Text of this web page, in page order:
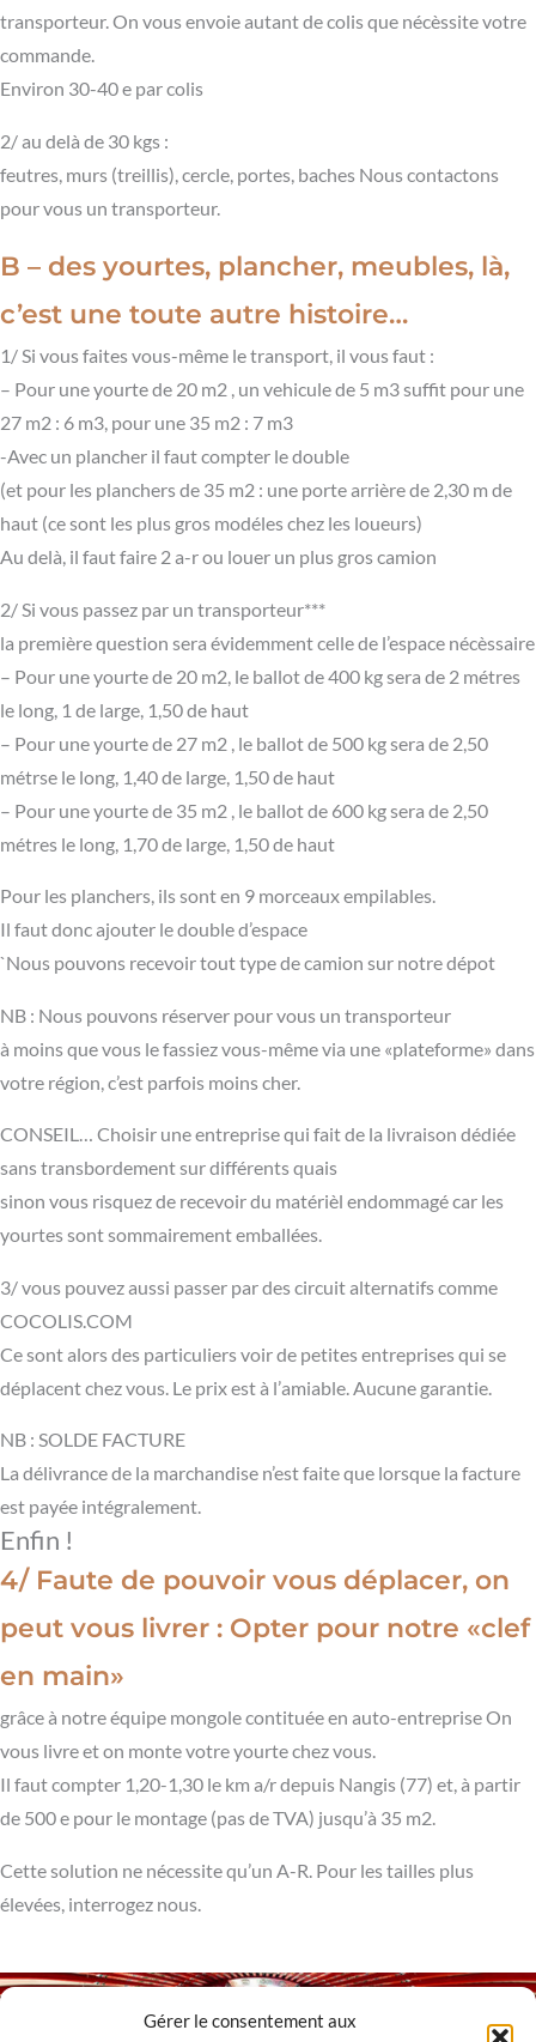
Gérer le consentement aux
transporteur. On vous envoie autant de colis que nécèssite votre
commande.
Environ 30-40 e par colis
2/ au delà de 30 kgs :
feutres, murs (treillis), cercle, portes, baches Nous contactons
pour vous un transporteur.
B – des yourtes, plancher, meubles, là,
c’est une toute autre histoire…
1/ Si vous faites vous-même le transport, il vous faut :
– Pour une yourte de 20 m2 , un vehicule de 5 m3 suffit pour une
27 m2 : 6 m3, pour une 35 m2 : 7 m3
-Avec un plancher il faut compter le double
(et pour les planchers de 35 m2 : une porte arrière de 2,30 m de
haut (ce sont les plus gros modéles chez les loueurs)
Au delà, il faut faire 2 a-r ou louer un plus gros camion
2/ Si vous passez par un transporteur***
la première question sera évidemment celle de l’espace nécèssaire
– Pour une yourte de 20 m2, le ballot de 400 kg sera de 2 métres
le long, 1 de large, 1,50 de haut
– Pour une yourte de 27 m2 , le ballot de 500 kg sera de 2,50
métrse le long, 1,40 de large, 1,50 de haut
– Pour une yourte de 35 m2 , le ballot de 600 kg sera de 2,50
métres le long, 1,70 de large, 1,50 de haut
Pour les planchers, ils sont en 9 morceaux empilables.
Il faut donc ajouter le double d’espace
`Nous pouvons recevoir tout type de camion sur notre dépot
NB : Nous pouvons réserver pour vous un transporteur
à moins que vous le fassiez vous-même via une «plateforme» dans
votre région, c’est parfois moins cher.
CONSEIL… Choisir une entreprise qui fait de la livraison dédiée
sans transbordement sur différents quais
sinon vous risquez de recevoir du matérièl endommagé car les
yourtes sont sommairement emballées.
3/ vous pouvez aussi passer par des circuit alternatifs comme
COCOLIS.COM
Ce sont alors des particuliers voir de petites entreprises qui se
déplacent chez vous. Le prix est à l’amiable. Aucune garantie.
NB : SOLDE FACTURE
La délivrance de la marchandise n’est faite que lorsque la facture
est payée intégralement.
Enfin !
4/ Faute de pouvoir vous déplacer, on
peut vous livrer : Opter pour notre «clef
en main»
grâce à notre équipe mongole contituée en auto-entreprise On
vous livre et on monte votre yourte chez vous.
Il faut compter 1,20-1,30 le km a/r depuis Nangis (77) et, à partir
de 500 e pour le montage (pas de TVA) jusqu’à 35 m2.
Cette solution ne nécessite qu’un A-R. Pour les tailles plus
élevées, interrogez nous.